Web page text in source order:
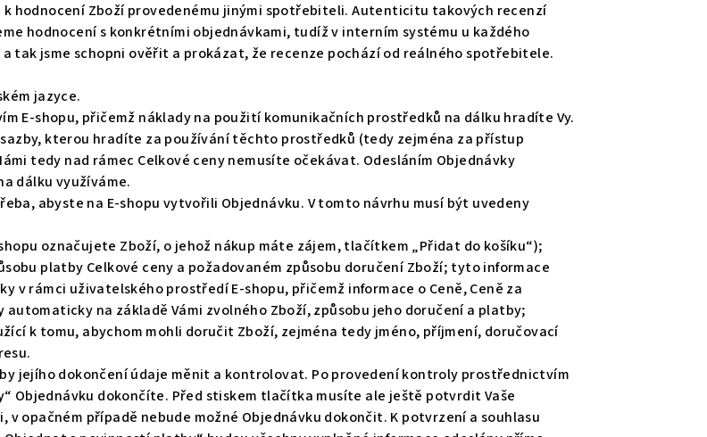
k hodnocení Zboží provedenému jinými spotřebiteli. Autenticitu takových recenzí
hodnocení s konkrétními objednávkami, tudíž v interním systému u každého
tak jsme schopni ověřit a prokázat, že recenze pochází od reálného spotřebitele.
jazyce.
E-shopu, přičemž náklady na použití komunikačních prostředků na dálku hradíte Vy.
kterou hradíte za používání těchto prostředků (tedy zejména za přístup
tedy nad rámec Celkové ceny nemusíte očekávat. Odesláním Objednávky
dálku využíváme.
abyste na E-shopu vytvořili Objednávku. V tomto návrhu musí být uvedeny
označujete Zboží, o jehož nákup máte zájem, tlačítkem „Přidat do košíku“);
platby Celkové ceny a požadovaném způsobu doručení Zboží; tyto informace
v rámci uživatelského prostředí E-shopu, přičemž informace o Ceně, Ceně za
automaticky na základě Vámi zvolného Zboží, způsobu jeho doručení a platby;
k tomu, abychom mohli doručit Zboží, zejména tedy jméno, příjmení, doručovací
jejího dokončení údaje měnit a kontrolovat. Po provedení kontroly prostřednictvím
Objednávku dokončíte. Před stiskem tlačítka musíte ale ještě potvrdit Vaše
v opačném případě nebude možné Objednávku dokončit. K potvrzení a souhlasu